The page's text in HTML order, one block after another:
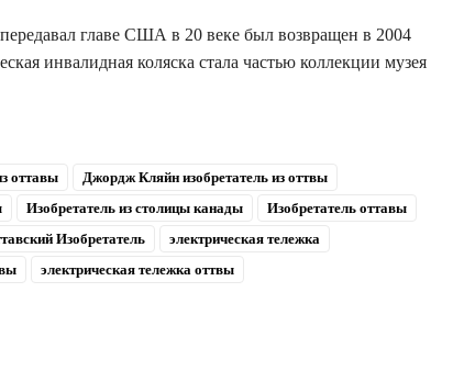
главе США в 20 веке был возвращен в 2004
инвалидная коляска стала частью коллекции музея
оттавы
Джордж Кляйн изобретатель из оттвы
Изобретатель из столицы канады
Изобретатель оттавы
Изобретатель
электрическая тележка
электрическая тележка оттвы